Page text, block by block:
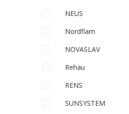
NEUS
Nordflam
NOVASLAV
Rehau
RENS
SUNSYSTEM